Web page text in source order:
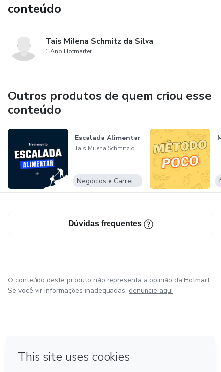
conteúdo
Tais Milena Schmitz da Silva
1 Ano Hotmarter
Outros produtos de quem criou esse
conteúdo
Escalada Alimentar
Tais Milena Schmitz da Silva
Negócios e Carreira
Dúvidas frequentes
O conteúdo deste produto não representa a opinião da Hotmart.
Se você vir informações inadequadas, denuncie aqui